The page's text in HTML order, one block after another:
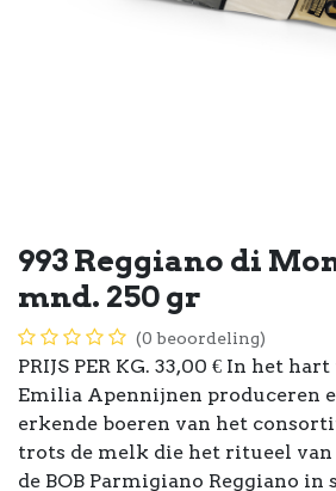
993 Reggiano di
mnd. 250 gr
(0 beoordeling)
PRIJS PER KG. 33,00 € In het
Emilia Apennijnen produceren
erkende boeren van het
trots de melk die het ritueel
de BOB Parmigiano Reggiano in